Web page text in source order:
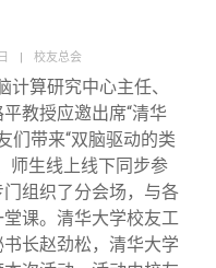
| 校友总会
算研究中心主任、
教授应邀出席“清华
们带来“双脑驱动的类
师生线上线下同步参
组织了分会场，与各
课。清华大学校友工
长赵劲松，清华大学